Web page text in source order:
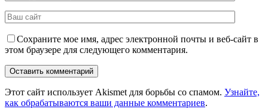
Сохраните мое имя, адрес электронной почты и веб-сайт в
этом браузере для следующего комментария.
Этот сайт использует Akismet для борьбы со спамом. Узнайте,
как обрабатываются ваши данные комментариев.